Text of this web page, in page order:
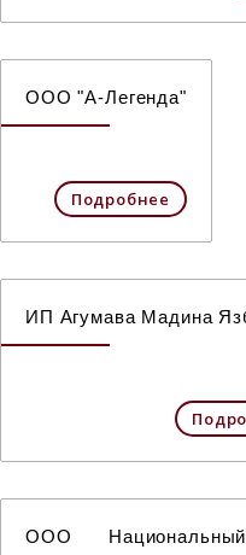
ООО "А-Легенда"
Подробнее
ИП Агумава Мадина
ООО